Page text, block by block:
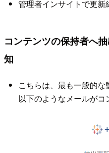
管理者インサイトで更
コンテンツの保持者へ
知
こちらは、最も一般的
以下のようなメールがコ